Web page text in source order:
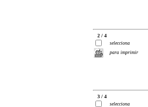
2 / 4
selecciona
para imprimir
3 / 4
selecciona